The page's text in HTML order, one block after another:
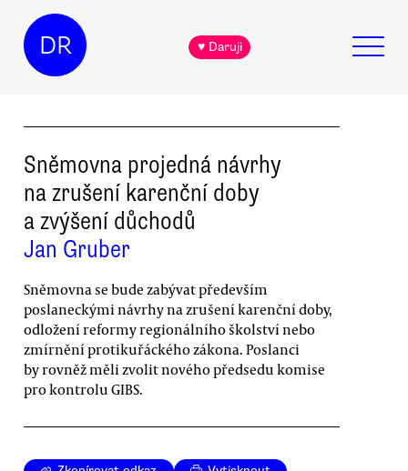
DR ♥ Daruji
Sněmovna projedná návrhy
na zrušení karenční doby
a zvýšení důchodů
Jan Gruber
Sněmovna se bude zabývat především
poslaneckými návrhy na zrušení karenční doby,
odložení reformy regionálního školství nebo
zmírnění protikuřáckého zákona. Poslanci
by rovněž měli zvolit nového předsedu komise
pro kontrolu GIBS.